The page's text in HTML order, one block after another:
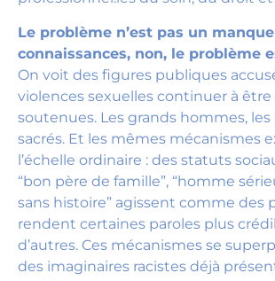
Le problème n’est pas un
connaissances, non, le problème
On voit des figures publiques
violences sexuelles continuer à
soutenues. Les grands hommes,
sacrés. Et les mêmes mécanismes
l’échelle ordinaire : des statuts
“bon père de famille”, “homme
sans histoire” agissent comme des
rendent certaines paroles plus
d’autres. Ces mécanismes se
des imaginaires racistes déjà